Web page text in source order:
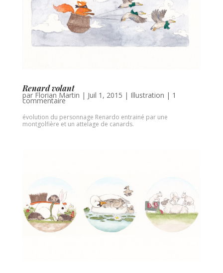
Renard volant
par Florian Martin | Juil 1, 2015 | Illustration | 1
commentaire
évolution du personnage Renardo entrainé par une
montgolfière et un attelage de canards.